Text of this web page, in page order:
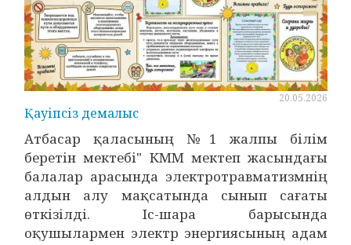
20.05.2026
Қауіпсіз демалыс
Атбасар қаласының №1 жалпы білім
беретін мектебі" КММ мектеп жасындағы
балалар арасында электротравматизмнің
алдын алу мақсатында сынып сағаты
өткізілді. Іс-шара барысында
оқушылармен электр энергиясының адам